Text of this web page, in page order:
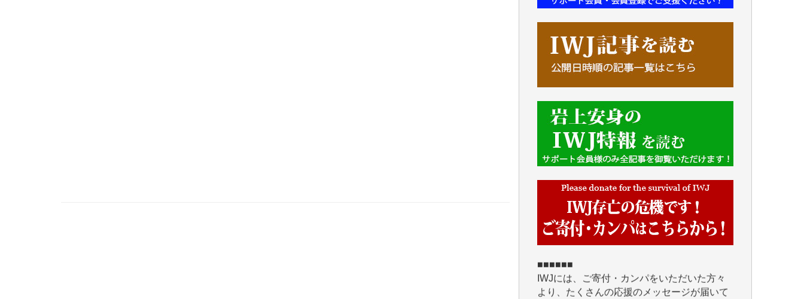
■■■■■■
より、たくさんの応援のメッセージが届いて
います。感謝を込めて、その一部をここにご
紹介いたします。